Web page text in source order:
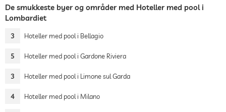
De smukkeste byer og områder med Hoteller med pool i
Lombardiet
3 Hoteller med pool i Bellagio
5 Hoteller med pool i Gardone Riviera
3 Hoteller med pool i Limone sul Garda
4 Hoteller med pool i Milano